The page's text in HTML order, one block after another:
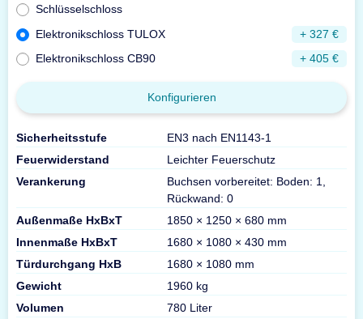
Schlüsselschloss
Elektronikschloss TULOX
+ 327 €
Elektronikschloss CB90
+ 405 €
Konfigurieren
Sicherheitsstufe
EN3 nach EN1143-1
Feuerwiderstand
Leichter Feuerschutz
Verankerung
Buchsen vorbereitet: Boden: 1,
Rückwand: 0
Außenmaße HxBxT
1850 × 1250 × 680 mm
Innenmaße HxBxT
1680 × 1080 × 430 mm
Türdurchgang HxB
1680 × 1080 mm
Gewicht
1960 kg
Volumen
780 Liter